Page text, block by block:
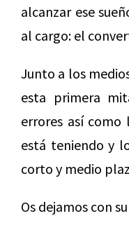
alcanzar ese
al cargo: el
Junto a los
esta primera
errores así como
está teniendo y
corto y medio
Os dejamos con